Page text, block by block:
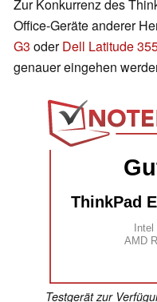
Zur Konkurrenz des
Office-Geräte anderer
G3 oderDell Latitude
genauer eingehen
ThinkPad
AMD
Testgerät zur